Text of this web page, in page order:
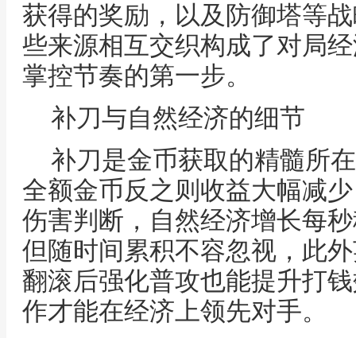
获得的奖励，以及防御塔等
些来源相互交织构成了对局
掌控节奏的第一步。
补刀与自然经济的细节
补刀是金币获取的精髓所
全额金币反之则收益大幅减
伤害判断，自然经济增长每
但随时间累积不容忽视，此
翻滚后强化普攻也能提升打
作才能在经济上领先对手。